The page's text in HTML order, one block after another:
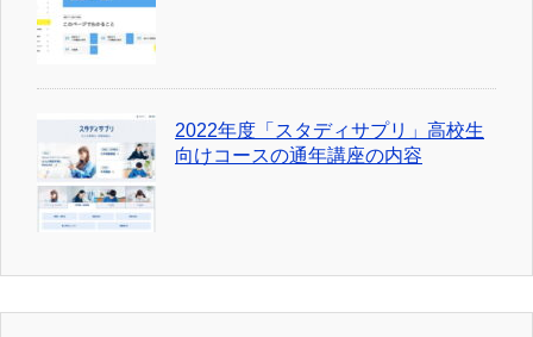
2022年度「スタディサプリ」高校生
向けコースの通年講座の内容